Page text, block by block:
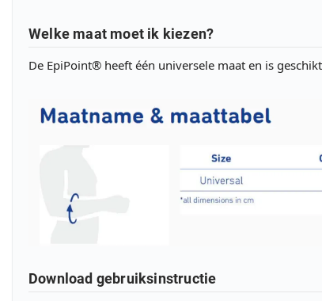
Welke maat moet ik kiezen?
De EpiPoint® heeft één universele maat en is
Download gebruiksinstructie